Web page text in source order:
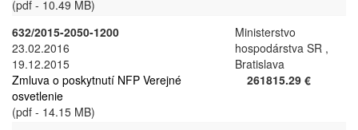
(pdf - 10.49 MB)
632/2015-2050-1200
23.02.2016
19.12.2015
Zmluva o poskytnutí NFP Verejné
osvetlenie
(pdf - 14.15 MB)
Ministerstvo
hospodárstva SR ,
Bratislava
261815.29 €